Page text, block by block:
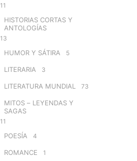
11
HISTORIAS CORTAS Y
ANTOLOGÍAS
13
HUMOR Y SÁTIRA 5
LITERARIA 3
LITERATURA MUNDIAL 73
MITOS – LEYENDAS Y
SAGAS
11
POESÍA 4
ROMANCE 1